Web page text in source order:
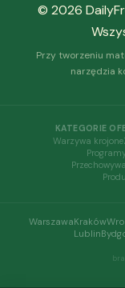
© 2026
Przy tworzeniu
narzędzia
KATEGORIE
Warzywa krojone
WarszawaKraków
Lublin